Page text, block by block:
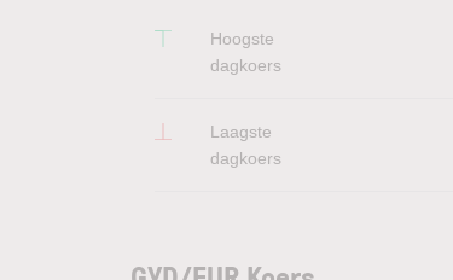
Hoogste
dagkoers
Laagste
dagkoers